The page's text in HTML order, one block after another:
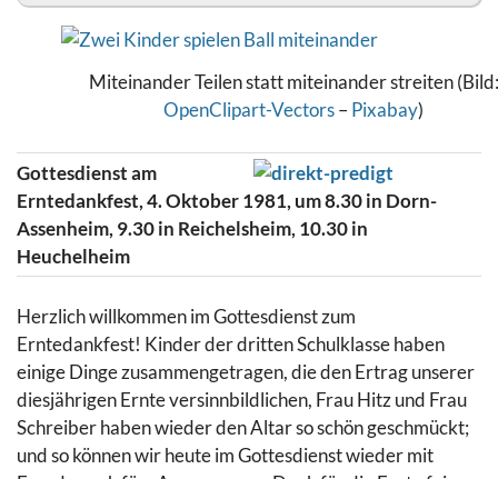
Miteinander Teilen statt miteinander streiten (Bild:
OpenClipart-Vectors–Pixabay)
Gottesdienst am
Erntedankfest, 4. Oktober 1981, um 8.30 in Dorn-
Assenheim, 9.30 in Reichelsheim, 10.30 in
Heuchelheim
Herzlich willkommen im Gottesdienst zum
Erntedankfest! Kinder der dritten Schulklasse haben
einige Dinge zusammengetragen, die den Ertrag unserer
diesjährigen Ernte versinnbildlichen, Frau Hitz und Frau
Schreiber haben wieder den Altar so schön geschmückt;
und so können wir heute im Gottesdienst wieder mit